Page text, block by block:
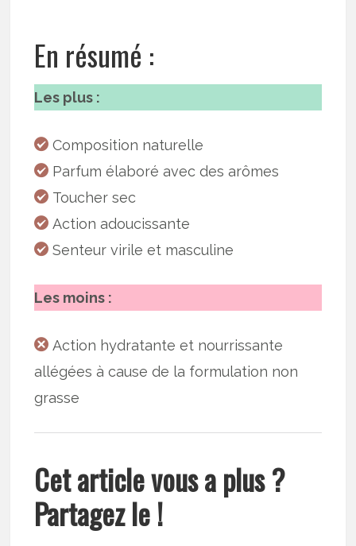
En résumé :
Les plus :
Composition naturelle
Parfum élaboré avec des arômes
Toucher sec
Action adoucissante
Senteur virile et masculine
Les moins :
Action hydratante et nourrissante
allégées à cause de la formulation non
grasse
Cet article vous a plus ?
Partagez le !